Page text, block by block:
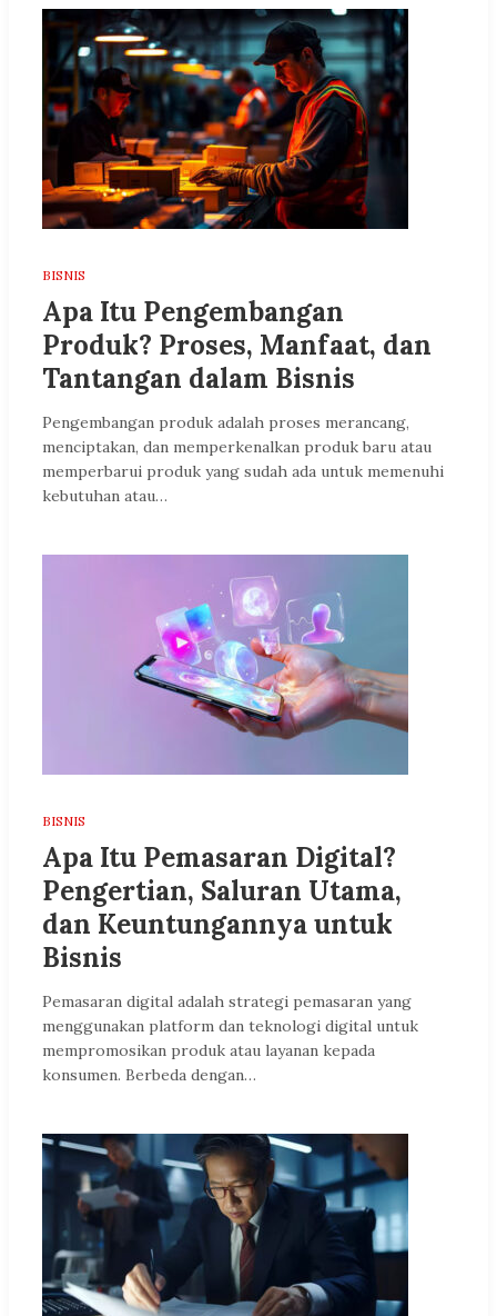
BISNIS
Apa Itu Pengembangan
Produk? Proses, Manfaat, dan
Tantangan dalam Bisnis
Pengembangan produk adalah proses merancang,
menciptakan, dan memperkenalkan produk baru atau
memperbarui produk yang sudah ada untuk memenuhi
kebutuhan atau…
BISNIS
Apa Itu Pemasaran Digital?
Pengertian, Saluran Utama,
dan Keuntungannya untuk
Bisnis
Pemasaran digital adalah strategi pemasaran yang
menggunakan platform dan teknologi digital untuk
mempromosikan produk atau layanan kepada
konsumen. Berbeda dengan…